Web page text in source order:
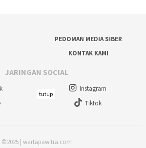
PEDOMAN MEDIA SIBER
KONTAK KAMI
JARINGAN SOCIAL
Instagram
Tiktok
©2025 | wartapawitra.com
tutup